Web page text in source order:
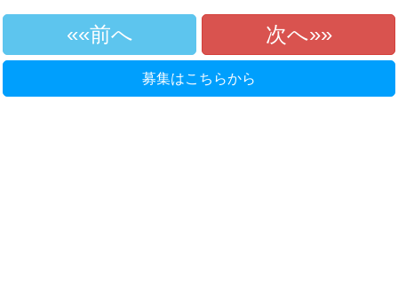
«前へ 次へ»
募集はこちらから